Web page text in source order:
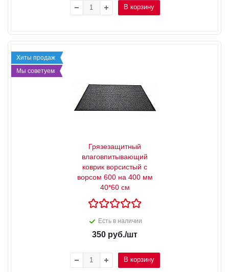
В корзину
Хиты продаж
Мы советуем
Грязезащитный
влаговпитывающий
коврик ворсистый с
ворсом 600 на 400 мм
40*60 см
Есть в наличии
350 руб./шт
В корзину